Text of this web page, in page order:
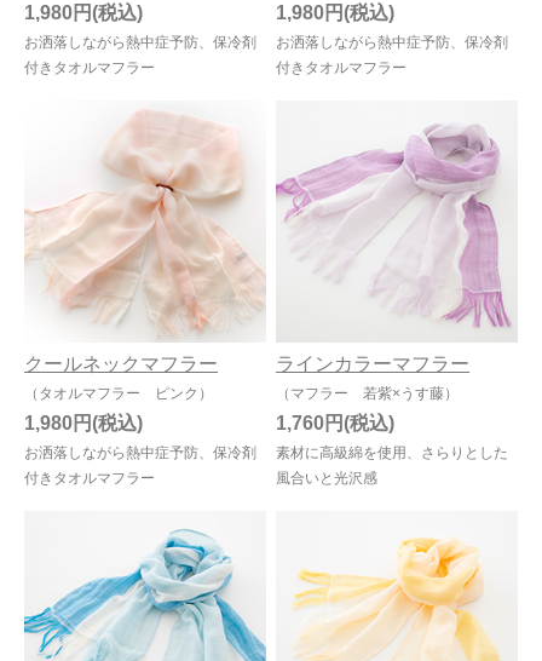
お洒落しながら熱中症予防、保冷剤
付きタオルマフラー
1,980円
お洒落しながら熱中症予防、保冷剤
付きタオルマフラー
1,980円
クールネックマフラー
（タオルマフラー ピンク）
お洒落しながら熱中症予防、保冷剤
付きタオルマフラー
1,980円
ラインカラーマフラー
（マフラー 若紫×うす藤）
素材に高級綿を使用、さらりとした
風合いと光沢感
1,760円